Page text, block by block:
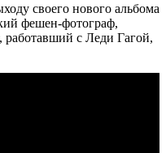
своего нового альбома
фешен-фотограф,
с Леди Гагой,